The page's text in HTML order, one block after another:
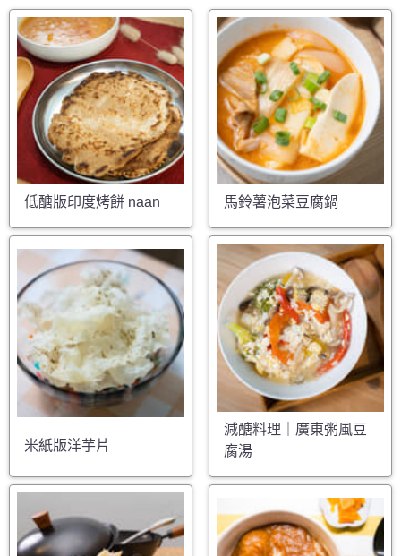
低醣版印度烤餅 naan 馬鈴薯泡菜豆腐鍋
米紙版洋芋片
減醣料理｜廣東粥風豆
腐湯